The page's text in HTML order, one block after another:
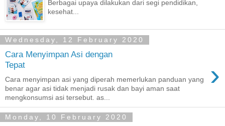
Berbagai upaya dilakukan dari segi pendidikan,
kesehat...
Wednesday, 12 February 2020
Cara Menyimpan Asi dengan
Tepat
›
Cara menyimpan asi yang diperah memerlukan panduan yang
benar agar asi tidak menjadi rusak dan bayi aman saat
mengkonsumsi asi tersebut. as...
Monday, 10 February 2020